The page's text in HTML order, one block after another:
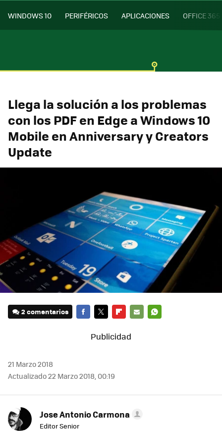
WINDOWS 10 PERIFÉRICOS APLICACIONES OFFICE 365
Llega la solución a los problemas
con los PDF en Edge a Windows 10
Mobile en Anniversary y Creators
Update
2 comentarios
MAIL
21 Marzo 2018
Actualizado 22 Marzo 2018, 00:19
Jose Antonio Carmona
Editor Senior